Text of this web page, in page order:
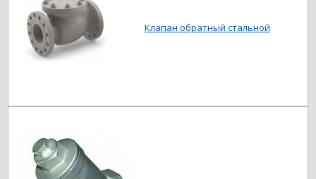
Клапан обратный стальной